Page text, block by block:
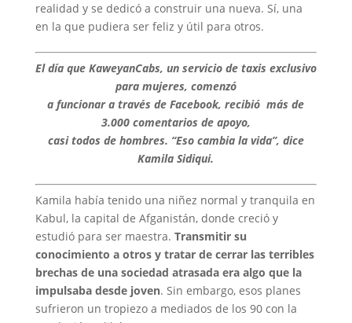
realidad y se dedicó a construir una nueva. Sí, una
en la que pudiera ser feliz y útil para otros.
El día que KaweyanCabs, un servicio de taxis exclusivo
para mujeres, comenzó
a funcionar a través de Facebook, recibió más de
3.000 comentarios de apoyo,
casi todos de hombres. “Eso cambia la vida”, dice
Kamila Sidiqui.
Kamila había tenido una niñez normal y tranquila en
Kabul, la capital de Afganistán, donde creció y
estudió para ser maestra. Transmitir su
conocimiento a otros y tratar de cerrar las terribles
brechas de una sociedad atrasada era algo que la
impulsaba desde joven. Sin embargo, esos planes
sufrieron un tropiezo a mediados de los 90 con la